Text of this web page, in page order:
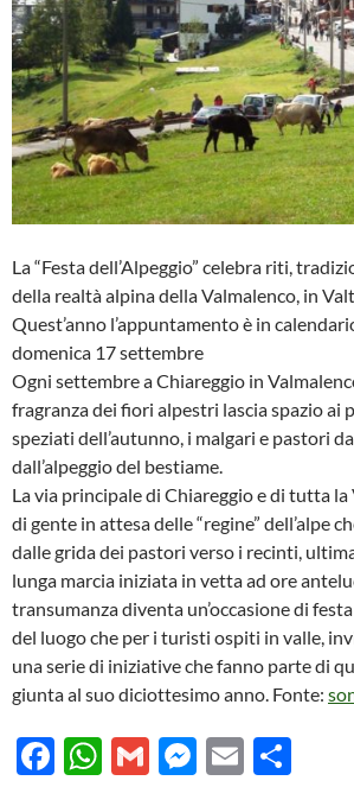
La “Festa dell’Alpeggio” celebra riti,
della realtà alpina della Valmalenco, in
Quest’anno l’appuntamento è in
domenica 17 settembre
Ogni settembre a Chiareggio in
fragranza dei fiori alpestri lascia spazio ai
speziati dell’autunno, i malgari e pastori
dall’alpeggio del bestiame.
La via principale di Chiareggio e di tutta la
di gente in attesa delle “regine” dell’alpe
dalle grida dei pastori verso i recinti,
lunga marcia iniziata in vetta ad ore
transumanza diventa un’occasione di
del luogo che per i turisti ospiti in valle,
una serie di iniziative che fanno parte di
giunta al suo diciottesimo anno. Fonte:
F
W G
M E